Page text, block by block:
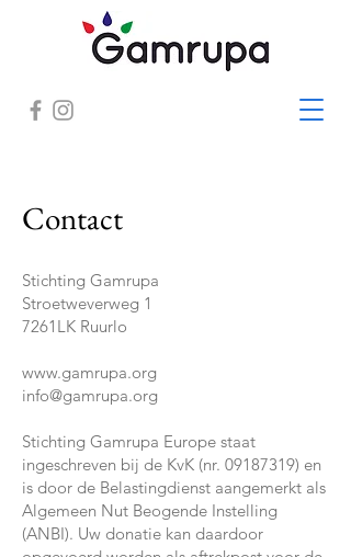
Contact
Stichting Gamrupa
Stroetweverweg 1
7261LK Ruurlo
www.gamrupa.org
info@gamrupa.org
Stichting Gamrupa Europe staat
ingeschreven bij de KvK (nr. 09187319) en
is door de Belastingdienst aangemerkt als
Algemeen Nut Beogende Instelling
(ANBI). Uw donatie kan daardoor